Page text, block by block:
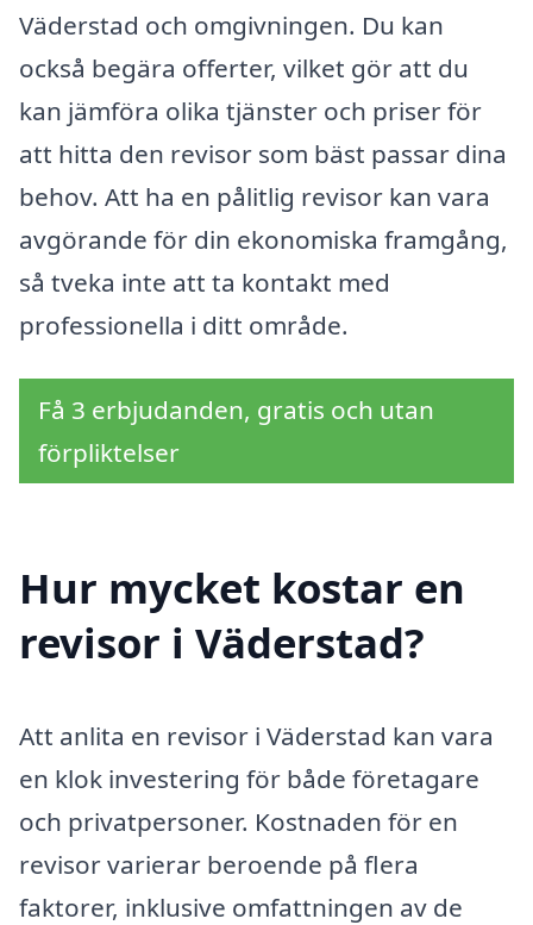
Väderstad och omgivningen. Du kan
också begära offerter, vilket gör att du
kan jämföra olika tjänster och priser för
att hitta den revisor som bäst passar dina
behov. Att ha en pålitlig revisor kan vara
avgörande för din ekonomiska framgång,
så tveka inte att ta kontakt med
professionella i ditt område.
Få 3 erbjudanden, gratis och utan
förpliktelser
Hur mycket kostar en
revisor i Väderstad?
Att anlita en revisor i Väderstad kan vara
en klok investering för både företagare
och privatpersoner. Kostnaden för en
revisor varierar beroende på flera
faktorer, inklusive omfattningen av de